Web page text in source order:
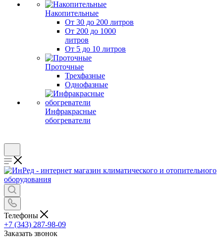
Накопительные
От 30 до 200 литров
От 200 до 1000
литров
От 5 до 10 литров
Проточные
Трехфазные
Однофазные
Инфракрасные
обогреватели
Телефоны
+7 (343) 287-98-09
Заказать звонок